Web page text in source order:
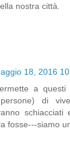
nostra città.
18, 2016
a
di
schiacciati
fosse---siamo